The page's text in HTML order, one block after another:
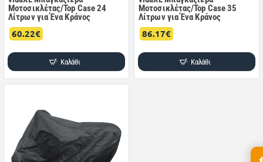
Μοτοσικλέτας/Top Case 24
Λίτρων για Ένα Κράνος
60.22€
Καλάθι
Μοτοσικλέτας/Top Case 35
Λίτρων για Ένα Κράνος
86.17€
Καλάθι